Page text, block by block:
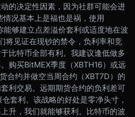
的决定性因素，因为社群可能会进
况基本上是福也是祸，使用
能够建立点差溢价套利或适度地在波
将见证在现钞的禁令，负利率和竞
比特币全部有利。我建议逢低做多
购买BitMEX季度（XBTH16）或远
合约并做空当周合约（XBT7D）的
利交易。远期期货合约的负利差可
套利。该战略的好处是零净头寸，
升，我们就能够获利。比特币的波